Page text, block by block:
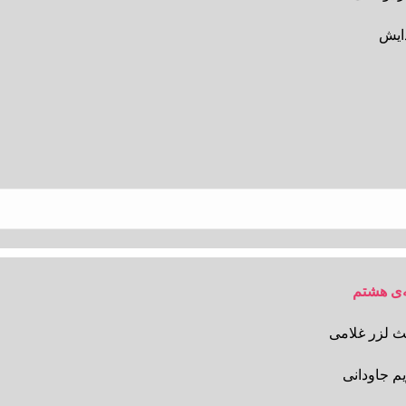
هشتم
لزر غلامی
جاودانی